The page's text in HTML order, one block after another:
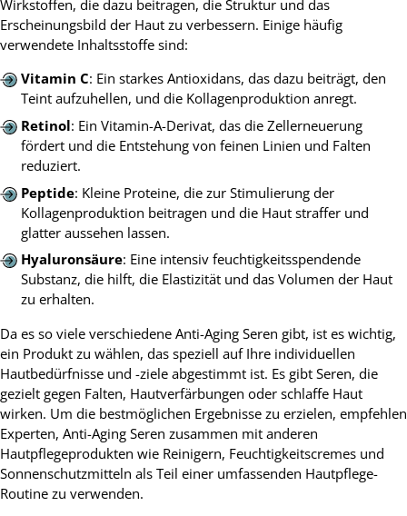
Wirkstoffen, die dazu beitragen, die Struktur und das
Erscheinungsbild der Haut zu verbessern. Einige häufig
verwendete Inhaltsstoffe sind:
Vitamin C: Ein starkes Antioxidans, das dazu beiträgt, den
Teint aufzuhellen, und die Kollagenproduktion anregt.
Retinol: Ein Vitamin-A-Derivat, das die Zellerneuerung
fördert und die Entstehung von feinen Linien und Falten
reduziert.
Peptide: Kleine Proteine, die zur Stimulierung der
Kollagenproduktion beitragen und die Haut straffer und
glatter aussehen lassen.
Hyaluronsäure: Eine intensiv feuchtigkeitsspendende
Substanz, die hilft, die Elastizität und das Volumen der Haut
zu erhalten.
Da es so viele verschiedene Anti-Aging Seren gibt, ist es wichtig,
ein Produkt zu wählen, das speziell auf Ihre individuellen
Hautbedürfnisse und -ziele abgestimmt ist. Es gibt Seren, die
gezielt gegen Falten, Hautverfärbungen oder schlaffe Haut
wirken. Um die bestmöglichen Ergebnisse zu erzielen, empfehlen
Experten, Anti-Aging Seren zusammen mit anderen
Hautpflegeprodukten wie Reinigern, Feuchtigkeitscremes und
Sonnenschutzmitteln als Teil einer umfassenden Hautpflege-
Routine zu verwenden.